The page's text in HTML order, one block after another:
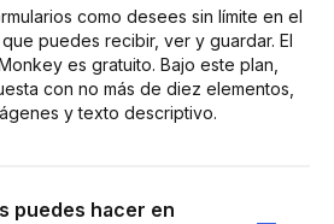
como desees sin límite en el
puedes recibir, ver y guardar. El
es gratuito. Bajo este plan,
con no más de diez elementos,
y texto descriptivo.
puedes hacer en